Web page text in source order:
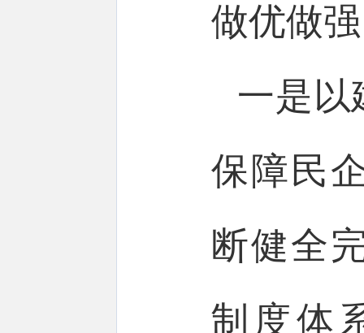
做优做
一是以
保障民
断健全
制度体